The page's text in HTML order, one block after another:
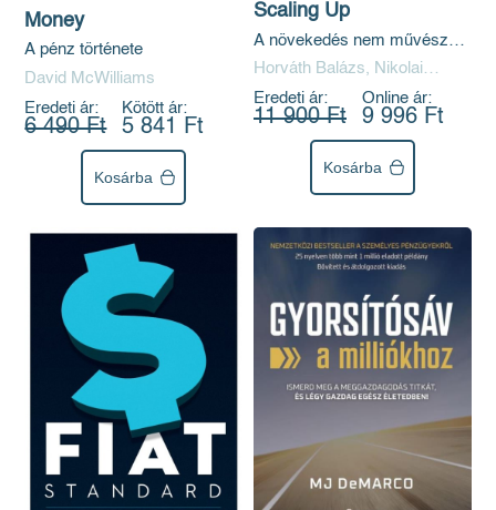
Money
A pénz története
David McWilliams
Eredeti ár:
6 490 Ft
Kötött ár:
5 841 Ft
Kosárba
Scaling Up
A növekedés nem művészet.
Mesterség.
Horváth Balázs, Nikolai
Ladanyi, Verne Harnish
Eredeti ár:
11 900 Ft
Online ár:
9 996 Ft
Kosárba